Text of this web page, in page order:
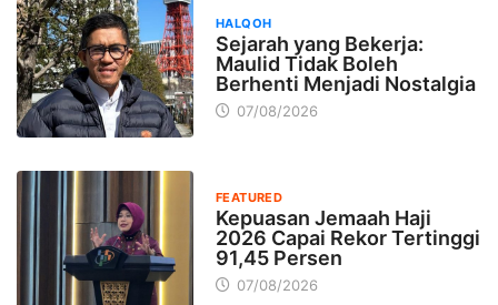
HALQOH
Sejarah yang Bekerja:
Maulid Tidak Boleh
Berhenti Menjadi Nostalgia
07/08/2026
FEATURED
Kepuasan Jemaah Haji
2026 Capai Rekor Tertinggi
91,45 Persen
07/08/2026